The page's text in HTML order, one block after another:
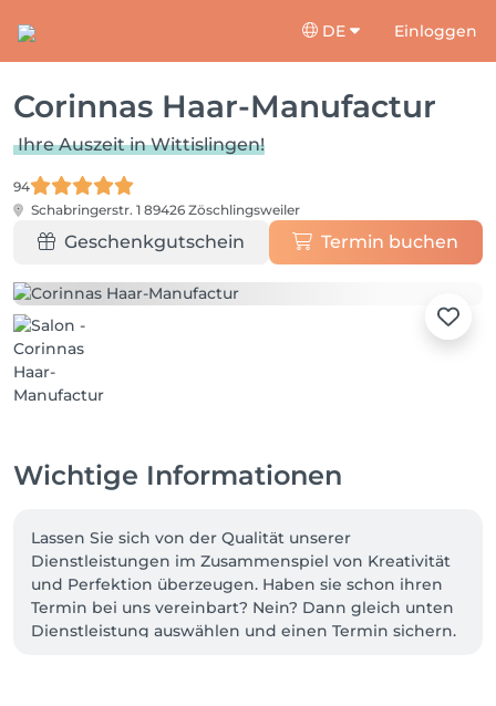
DE Einloggen
Corinnas Haar-Manufactur
Ihre Auszeit in Wittislingen!
94
Schabringerstr. 1 89426 Zöschlingsweiler
Geschenkgutschein Termin buchen
Wichtige Informationen
Lassen Sie sich von der Qualität unserer
Dienstleistungen im Zusammenspiel von Kreativität
und Perfektion überzeugen. Haben sie schon ihren
Termin bei uns vereinbart? Nein? Dann gleich unten
Dienstleistung auswählen und einen Termin sichern.